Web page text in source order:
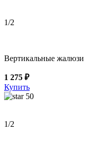
1/2
Вертикальные
1 275 ₽
Купить
50
1/2